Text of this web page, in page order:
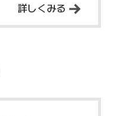
詳しくみる